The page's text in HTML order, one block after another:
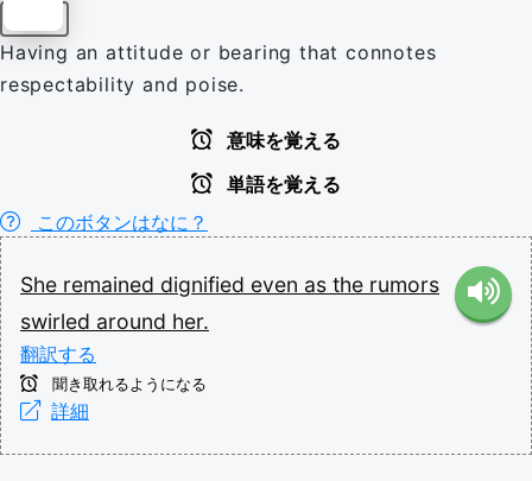
Having an attitude or bearing that connotes
respectability and poise.
意味を覚える
単語を覚える
このボタンはなに？
She remained dignified even as the rumors
swirled around her.
翻訳する
聞き取れるようになる
詳細